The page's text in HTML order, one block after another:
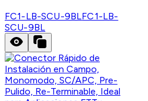
FC1-LB-SCU-9BLFC1-LB-
SCU-9BL